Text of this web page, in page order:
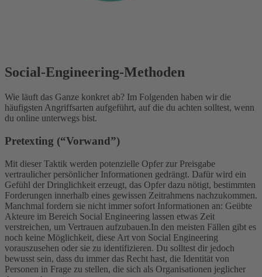
Social-Engineering-Methoden
Wie läuft das Ganze konkret ab? Im Folgenden haben wir die
häufigsten Angriffsarten aufgeführt, auf die du achten solltest, wenn
du online unterwegs bist.
Pretexting (“Vorwand”)
Mit dieser Taktik werden potenzielle Opfer zur Preisgabe
vertraulicher persönlicher Informationen gedrängt. Dafür wird ein
Gefühl der Dringlichkeit erzeugt, das Opfer dazu nötigt, bestimmten
Forderungen innerhalb eines gewissen Zeitrahmens nachzukommen.
Manchmal fordern sie nicht immer sofort Informationen an: Geübte
Akteure im Bereich Social Engineering lassen etwas Zeit
verstreichen, um Vertrauen aufzubauen.In den meisten Fällen gibt es
noch keine Möglichkeit, diese Art von Social Engineering
vorauszusehen oder sie zu identifizieren. Du solltest dir jedoch
bewusst sein, dass du immer das Recht hast, die Identität von
Personen in Frage zu stellen, die sich als Organisationen jeglicher